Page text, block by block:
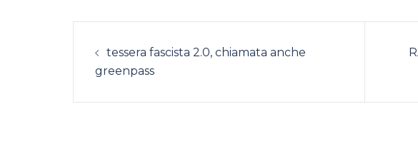
Navigazione
articolo
tessera fascista 2.0, chiamata anche
greenpass